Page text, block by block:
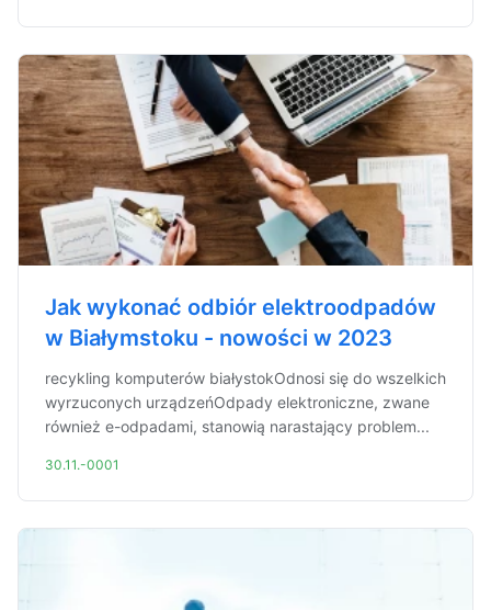
Jak wykonać odbiór elektroodpadów
w Białymstoku - nowości w 2023
recykling komputerów białystokOdnosi się do wszelkich
wyrzuconych urządzeńOdpady elektroniczne, zwane
również e-odpadami, stanowią narastający problem...
30.11.-0001